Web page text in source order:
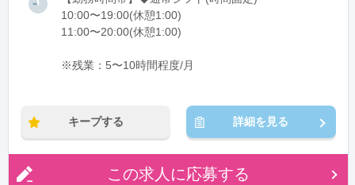
10:00〜19:00(休憩1:00)
11:00〜20:00(休憩1:00)
※残業：5〜10時間程度/月
キープする 詳細を見る
この求人に応募する